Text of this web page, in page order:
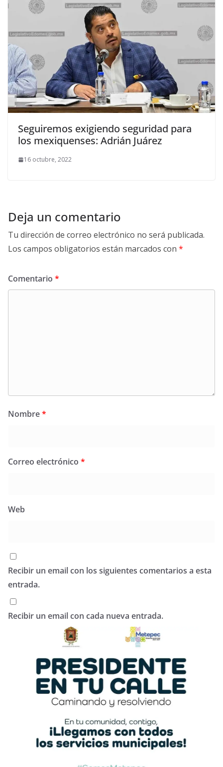
Seguiremos exigiendo seguridad para
los mexiquenses: Adrián Juárez
16 octubre, 2022
Deja un comentario
Tu dirección de correo electrónico no será publicada.
Los campos obligatorios están marcados con *
Comentario *
Nombre*
Correo electrónico *
Web
Recibir un email con los siguientes comentarios a esta
entrada.
Recibir un email con cada nueva entrada.